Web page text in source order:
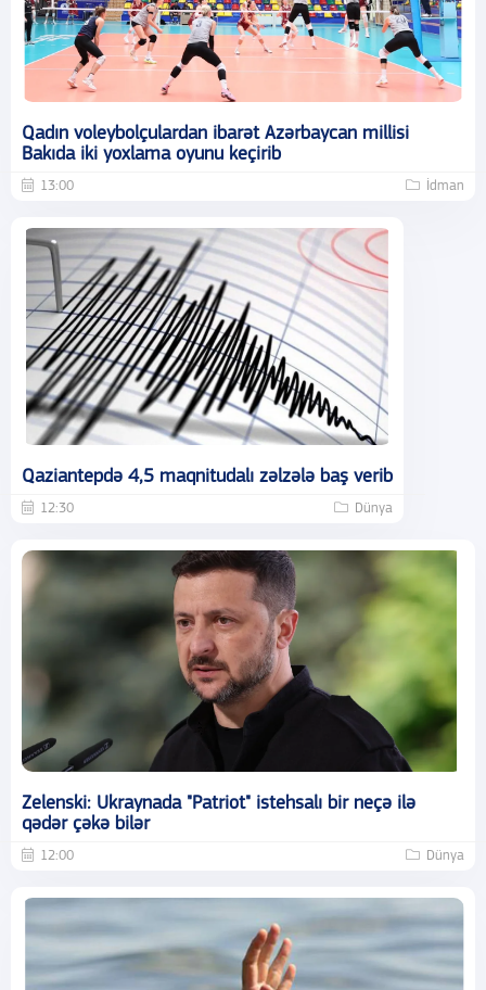
Qadın voleybolçulardan ibarət Azərbaycan millisi
Bakıda iki yoxlama oyunu keçirib
13:00 İdman
Qaziantepdə 4,5 maqnitudalı zəlzələ baş verib
12:30 Dünya
Zelenski: Ukraynada "Patriot" istehsalı bir neçə ilə
qədər çəkə bilər
12:00 Dünya